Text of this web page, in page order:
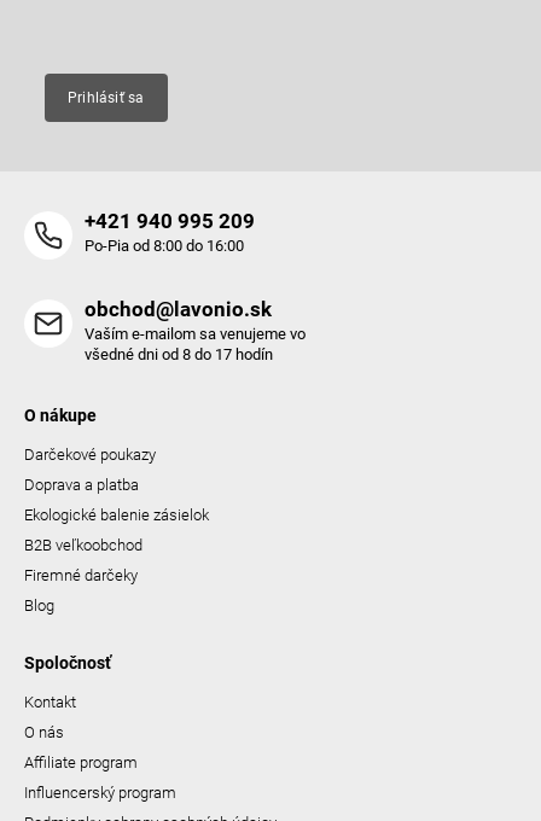
Prihlásiť sa
+421 940 995 209
Po-Pia od 8:00 do 16:00
obchod@lavonio.sk
Vaším e-mailom sa venujeme vo
všedné dni od 8 do 17 hodín
O nákupe
Darčekové poukazy
Doprava a platba
Ekologické balenie zásielok
B2B veľkoobchod
Firemné darčeky
Blog
Spoločnosť
Kontakt
O nás
Affiliate program
Influencerský program